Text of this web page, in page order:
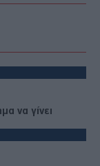
να γίνει